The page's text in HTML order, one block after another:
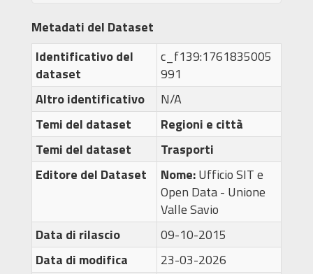
Metadati del Dataset
Identificativo del
dataset
c_f139:1761835005
991
Altro identificativo
N/A
Temi del dataset
Regioni e città
Temi del dataset
Trasporti
Editore del Dataset
Nome:Ufficio SIT e
Open Data - Unione
Valle Savio
Data di rilascio
09-10-2015
Data di modifica
23-03-2026